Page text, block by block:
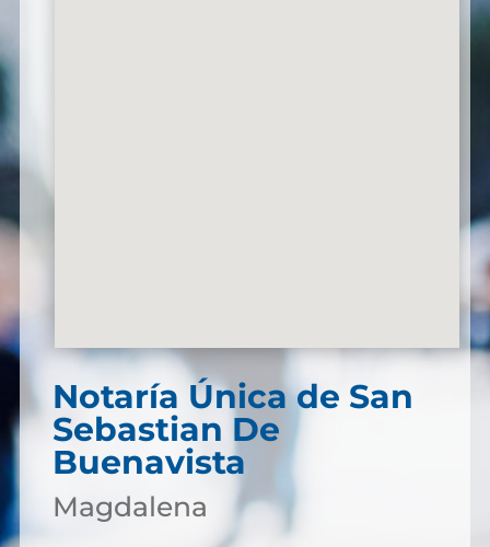
Notaría Única de San
Sebastian De
Buenavista
Magdalena